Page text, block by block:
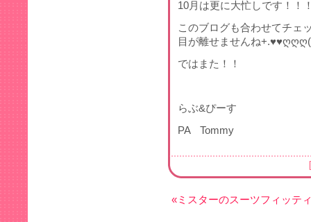
10月は更に大忙しです！！
このブログも合わせてチェ
目が離せませんね
ではまた！！
らぶ&ぴーす
PA Tommy
[
«ミスターのスーツフィッテ